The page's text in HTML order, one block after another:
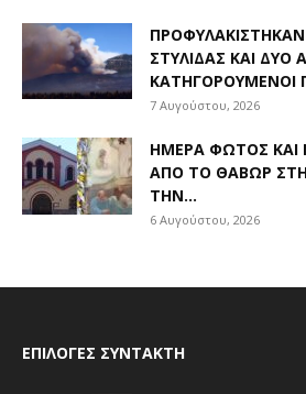
ΣΤΥΛΊΔΑΣ ΚΑΙ ΔΎΟ
ΚΑΤΗΓΟΡΟΎΜΕΝΟΙ
7 Αυγούστου, 2026
ΗΜΈΡΑ ΦΩΤΌΣ
ΑΠΌ ΤΟ ΘΑΒΏΡ ΣΤΗ
ΤΗΝ...
6 Αυγούστου, 2026
ΕΠΙΛΟΓΈΣ ΣΥΝΤΆΚΤΗ